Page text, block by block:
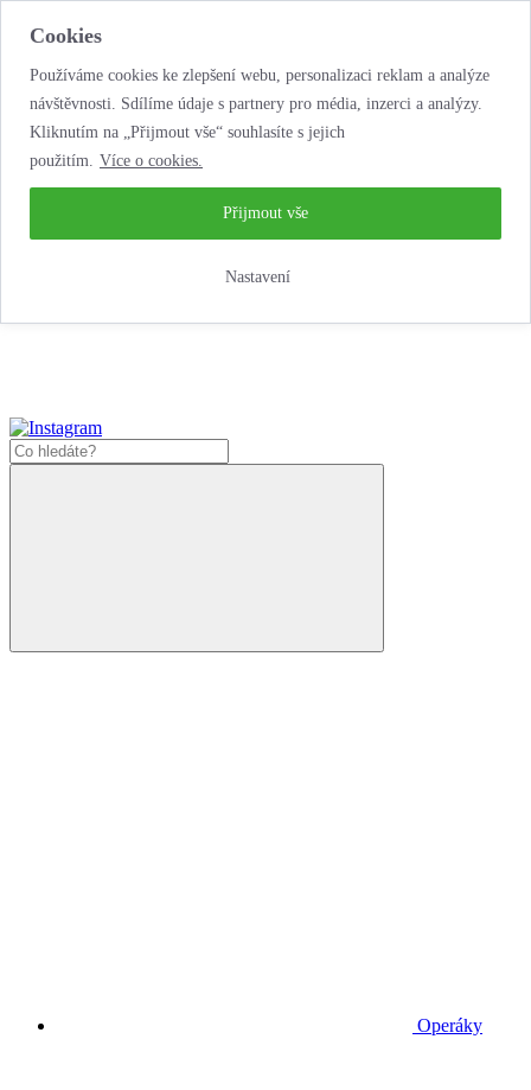
Cookies
Používáme cookies ke zlepšení webu, personalizaci reklam a analýze
návštěvnosti. Sdílíme údaje s partnery pro média, inzerci a analýzy.
Kliknutím na „Přijmout vše“ souhlasíte s jejich
použitím. Více o cookies.
Nastavení
Přijmout vše
...neobyčejná jízda životem!
Operáky